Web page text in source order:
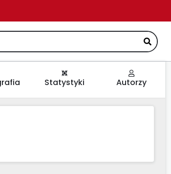
Statystyki Autorzy